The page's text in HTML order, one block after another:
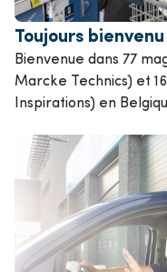
Toujours bienvenu
Bienvenue dans 77
Marcke Technics) et
Inspirations) en